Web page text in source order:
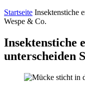
Startseite Insektenstiche
Wespe & Co.
Insektenstiche
unterscheiden